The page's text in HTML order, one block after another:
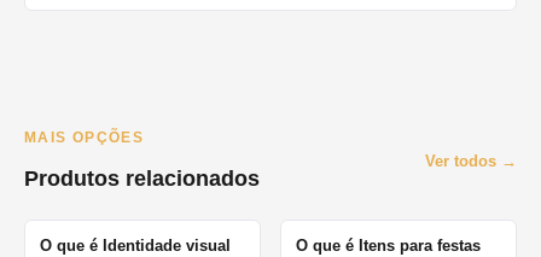
MAIS OPÇÕES
Produtos relacionados
Ver todos →
O que é Identidade visual
O que é Itens para festas